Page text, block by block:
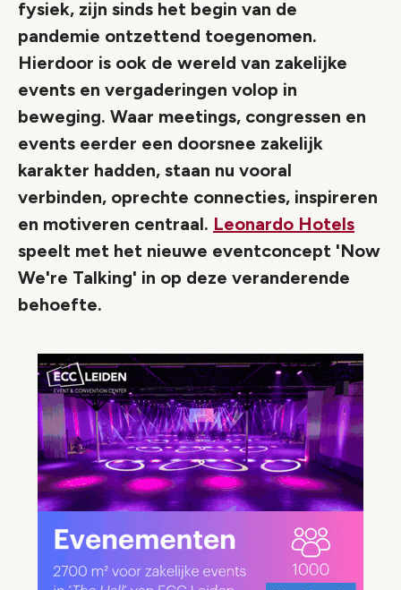
fysiek, zijn sinds het begin van de
pandemie ontzettend toegenomen.
Hierdoor is ook de wereld van zakelijke
events en vergaderingen volop in
beweging. Waar meetings, congressen en
events eerder een doorsnee zakelijk
karakter hadden, staan nu vooral
verbinden, oprechte connecties, inspireren
en motiveren centraal. Leonardo Hotels
speelt met het nieuwe eventconcept 'Now
We're Talking' in op deze veranderende
behoefte.